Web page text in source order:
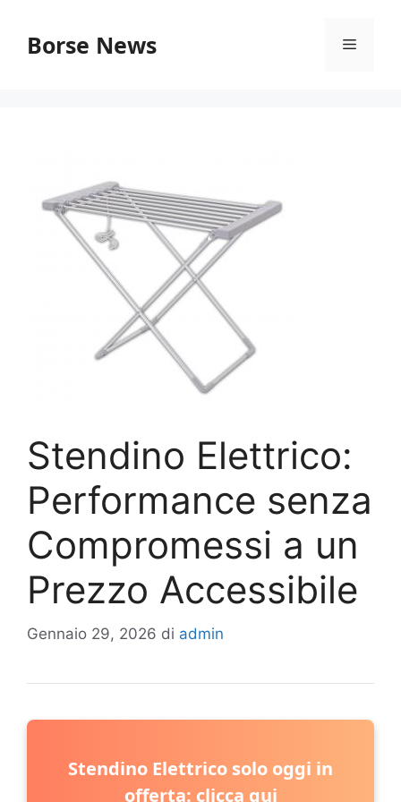
contenuto
Borse News Menu
Stendino Elettrico:
Performance senza
Compromessi a un
Prezzo Accessibile
Gennaio 29, 2026 di admin
Stendino Elettrico solo oggi in
offerta: clicca qui